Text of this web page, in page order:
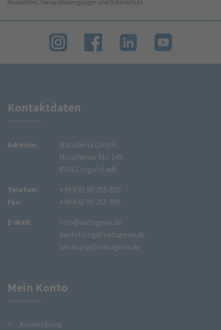
Newsletters, Versandbedingungen und Datenschutz
Kontaktdaten
Adresse:
NatuGena GmbH
Münchener Str. 149
85051 Ingolstadt
Telefon:
Fax:
+49 841 90 255 000
+49 841 90 255 999
E-Mail:
info@natugena.de
bestellung@natugena.de
beratung@natugena.de
Mein Konto
Anmeldung